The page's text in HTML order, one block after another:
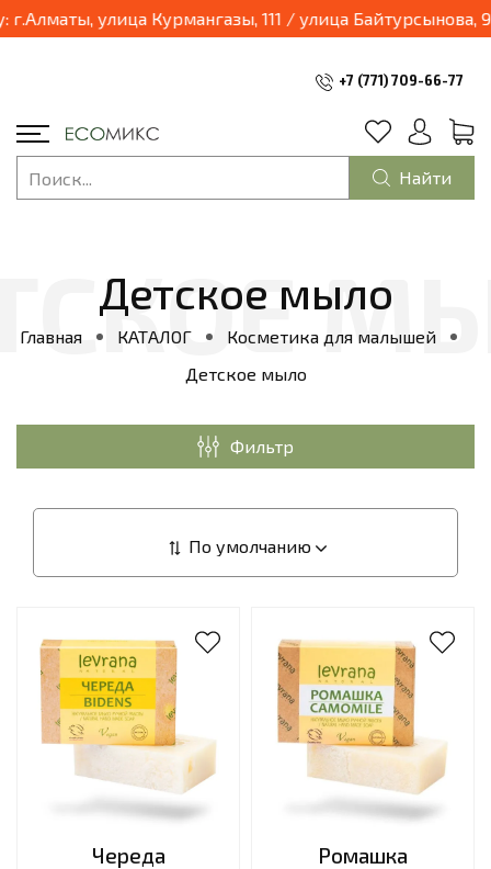
улица Курмангазы, 111 / улица Байтурсынова,
+7 (771) 709-66-77
Найти
Детское мыло
Главная КАТАЛОГ
Косметика для малышей
Детское мыло
Череда
Ромашка
Фильтр